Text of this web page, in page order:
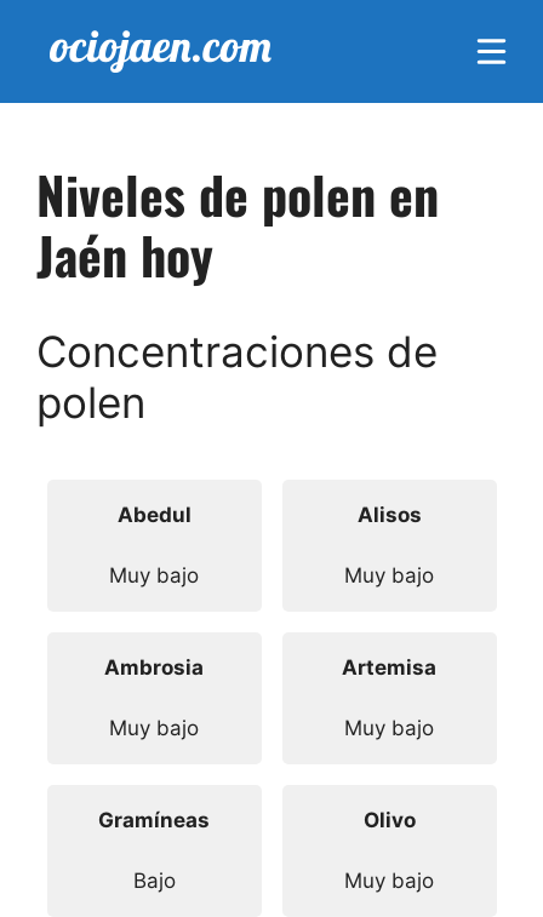
Niveles de polen en
Jaén hoy
Concentraciones de
polen
Abedul
Muy bajo
Alisos
Muy bajo
Ambrosia
Muy bajo
Artemisa
Muy bajo
Gramíneas
Bajo
Olivo
Muy bajo